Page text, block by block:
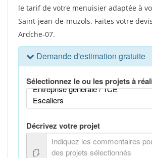
le tarif de votre menuisier adaptée à
Saint-jean-de-muzols. Faites votre
Ardche-07.